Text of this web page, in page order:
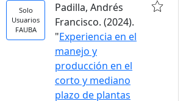
Solo
Usuarios
FAUBA
Padilla, Andrés
Francisco. (2024).
"Experiencia en el
manejo y
producción en el
corto y mediano
plazo de plantas